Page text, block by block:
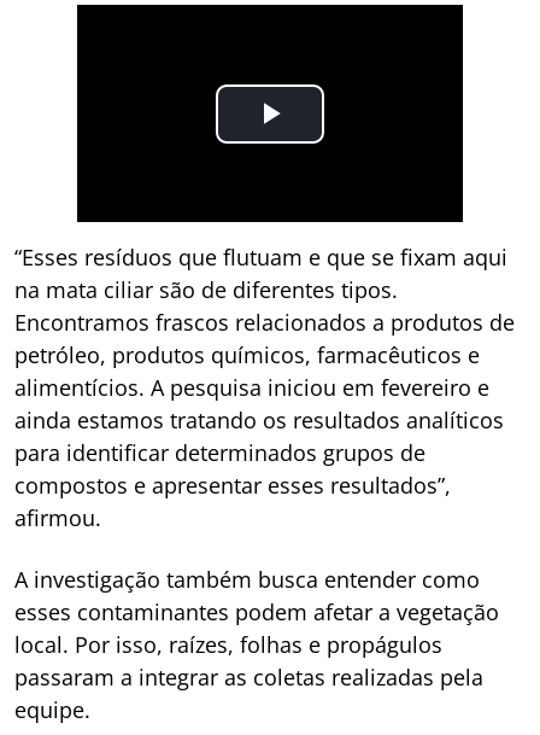
“Esses resíduos que flutuam e que se fixam aqui
na mata ciliar são de diferentes tipos.
Encontramos frascos relacionados a produtos de
petróleo, produtos químicos, farmacêuticos e
alimentícios. A pesquisa iniciou em fevereiro e
ainda estamos tratando os resultados analíticos
para identificar determinados grupos de
compostos e apresentar esses resultados”,
afirmou.
A investigação também busca entender como
esses contaminantes podem afetar a vegetação
local. Por isso, raízes, folhas e propágulos
passaram a integrar as coletas realizadas pela
equipe.